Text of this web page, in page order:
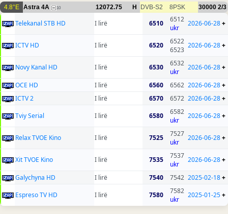
4.8°E Astra 4A 10 12072.75 H DVB-S2 8PSK 30000 2/3
Telekanal STB HD I lirë 6510
6512
ukr
2026-06-28+
ICTV HD I lirë 6520
6522
6523
2026-06-28+
Novy Kanal HD I lirë 6530
6532
ukr
2026-06-28+
OCE HD I lirë 6560 6562 2026-06-28+
ICTV 2
I lirë 6570 6572 2026-06-28+
Tviy Serial
I lirë 6580
6582
ukr
2026-06-28+
Relax TVOE Kino I lirë 7525
7527
ukr
2026-06-28+
Xit TVOE Kino I lirë 7535
7537
ukr
2026-06-28+
Galychyna HD I lirë 7540 7542 2025-02-18+
Espreso TV HD
I lirë 7580
7582
ukr
2025-01-25+